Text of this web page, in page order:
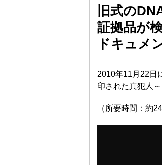
旧式の
証拠品が
ドキュメ
2010年11月22
印された真犯人
（所要時間：約24